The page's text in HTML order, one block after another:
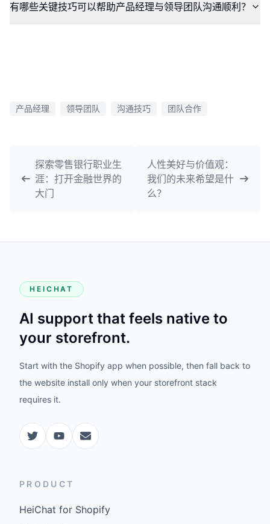
有哪些关键技巧可以帮助产品经理与领导团队沟通顺利？
产品经理 领导团队 沟通技巧 团队合作
探索零售银行职业生
涯：打开金融世界的
大门
人性美好与价值观：
我们的未来希望是什
么？
HEICHAT
AI support that feels native to
your storefront.
Start with the Shopify app when possible, then fall back to
the website install only when your storefront stack
requires it.
PRODUCT
HeiChat for Shopify